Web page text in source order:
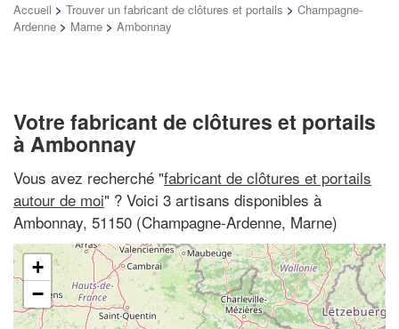
Accueil > Trouver un fabricant de clôtures et portails > Champagne-
Ardenne > Marne > Ambonnay
Votre fabricant de clôtures et portails
à Ambonnay
Vous avez recherché "fabricant de clôtures et portails
autour de moi" ? Voici 3 artisans disponibles à
Ambonnay, 51150 (Champagne-Ardenne, Marne)
+
−